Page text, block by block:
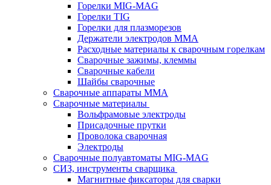
Горелки MIG-MAG
Горелки TIG
Горелки для плазморезов
Держатели электродов ММА
Расходные материалы к сварочным горелкам
Сварочные зажимы, клеммы
Сварочные кабели
Шайбы сварочные
Сварочные аппараты MMA
Сварочные материалы
Вольфрамовые электроды
Присадочные прутки
Проволока сварочная
Электроды
Сварочные полуавтоматы MIG-MAG
СИЗ, инструменты сварщика
Магнитные фиксаторы для сварки